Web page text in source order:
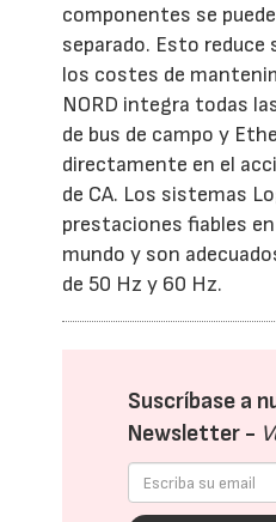
componentes se
separado. Esto
los costes de
NORD integra todas
de bus de campo y
directamente en el
de CA. Los sistemas
prestaciones fiables
mundo y son
de 50 Hz y 60 Hz.
Suscríbase a
Newsletter -